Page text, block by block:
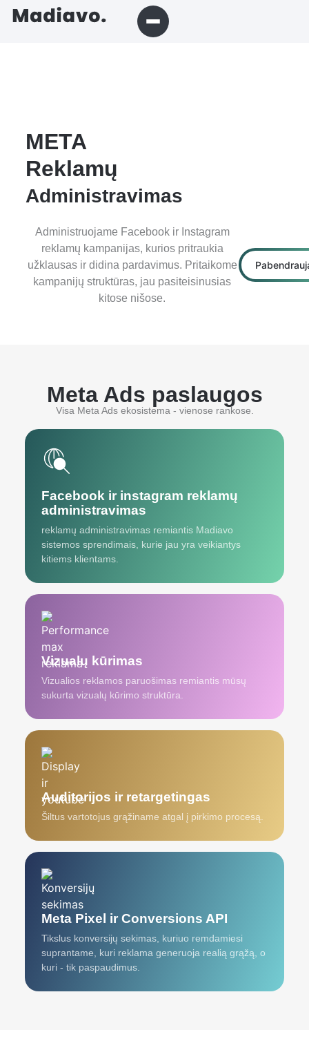
META
Reklamų
Administravimas
Administruojame Facebook ir Instagram
reklamų kampanijas, kurios pritraukia
užklausas ir didina pardavimus. Pritaikome
kampanijų struktūras, jau pasiteisinusias
kitose nišose.
Meta Ads paslaugos
Visa Meta Ads ekosistema - vienose rankose.
Facebook ir instagram reklamų
administravimas
reklamų administravimas remiantis Madiavo
sistemos sprendimais, kurie jau yra veikiantys
kitiems klientams.
Vizualų kūrimas
Vizualios reklamos paruošimas remiantis mūsų
sukurta vizualų kūrimo struktūra.
Auditorijos ir retargetingas
Šiltus vartotojus grąžiname atgal į pirkimo procesą.
Meta Pixel ir Conversions API
Tikslus konversijų sekimas, kuriuo remdamiesi
suprantame, kuri reklama generuoja realią grąžą, o
kuri - tik paspaudimus.